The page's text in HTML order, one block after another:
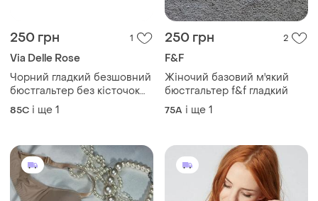
250 грн 1
Via Delle Rose
Чорний гладкий безшовний
бюстгальтер без кісточок
via delle vanita (італія) 85c
85d знімні бретелі
85C і ще 1
250 грн 2
F&F
Жіночий базовий м'який
бюстгальтер f&f гладкий
75A і ще 1